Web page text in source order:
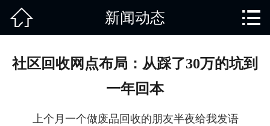
 新闻动态 
社区回收网点布局：从踩了30万的坑到
一年回本
上个月一个做废品回收的朋友半夜给我发语